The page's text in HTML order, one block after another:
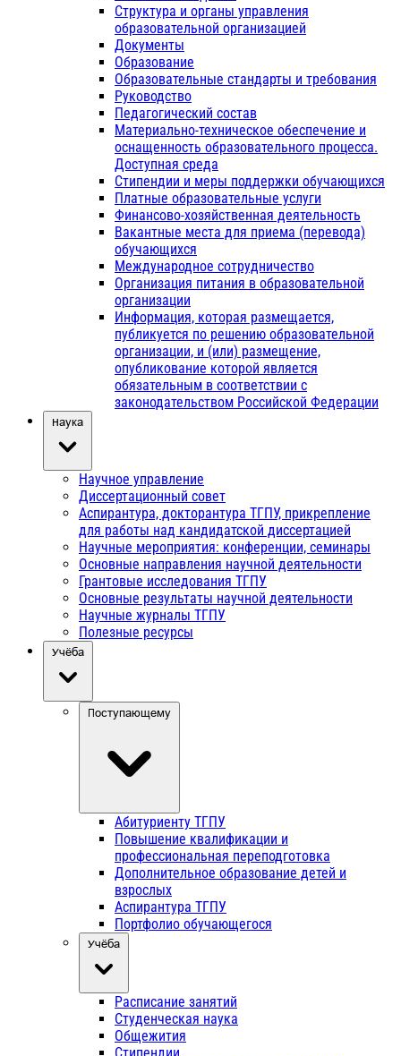
Структура и органы управления
образовательной организацией
Документы
Образование
Образовательные стандарты и требования
Руководство
Педагогический состав
Материально-техническое обеспечение и
оснащенность образовательного процесса.
Доступная среда
Стипендии и меры поддержки обучающихся
Платные образовательные услуги
Финансово-хозяйственная деятельность
Вакантные места для приема (перевода)
обучающихся
Международное сотрудничество
Организация питания в образовательной
организации
Информация, которая размещается,
публикуется по решению образовательной
организации, и (или) размещение,
опубликование которой является
обязательным в соответствии с
законодательством Российской Федерации
Наука
Научное управление
Диссертационный совет
Аспирантура, докторантура ТГПУ, прикрепление
для работы над кандидатской диссертацией
Научные мероприятия: конференции, семинары
Основные направления научной деятельности
Грантовые исследования ТГПУ
Основные результаты научной деятельности
Научные журналы ТГПУ
Полезные ресурсы
Учёба
Поступающему
Абитуриенту ТГПУ
Повышение квалификации и
профессиональная переподготовка
Дополнительное образование детей и
взрослых
Аспирантура ТГПУ
Портфолио обучающегося
Учёба
Расписание занятий
Студенческая наука
Общежития